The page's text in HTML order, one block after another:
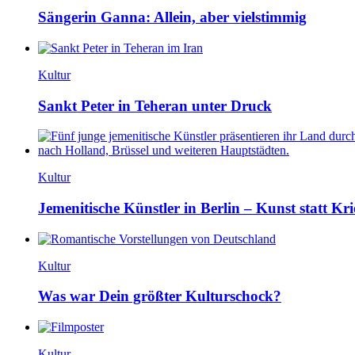
Sängerin Ganna: Allein, aber vielstimmig
Kultur
Sankt Peter in Teheran unter Druck
Kultur
Jemenitische Künstler in Berlin – Kunst statt
Kultur
Was war Dein größter Kulturschock?